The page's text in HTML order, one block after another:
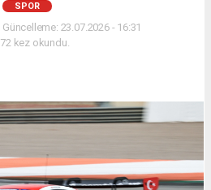
SPOR
23.07.2026 - 16:31
kez okundu.